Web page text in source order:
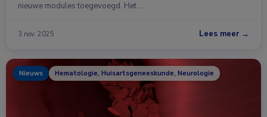
nieuwe modules toegevoegd. Het …
3 nov. 2025 Lees meer →
Nieuws Hematologie, Huisartsgeneeskunde, Neurologie